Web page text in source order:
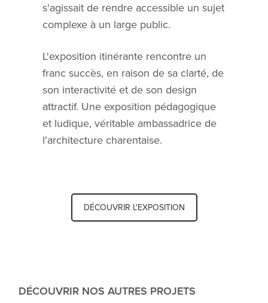
s'agissait de rendre accessible un sujet
complexe à un large public.
L'exposition itinérante rencontre un
franc succès, en raison de sa clarté, de
son interactivité et de son design
attractif. Une exposition pédagogique
et ludique, véritable ambassadrice de
l'architecture charentaise.
DÉCOUVRIR L'EXPOSITION
DÉCOUVRIR NOS AUTRES PROJETS